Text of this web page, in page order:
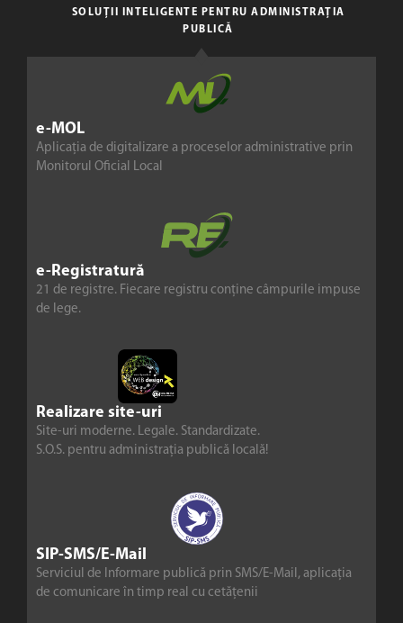
e-MOL
Aplicația de digitalizare a proceselor administrative prin
Monitorul Oficial Local
e-Registratură
21 de registre. Fiecare registru conține câmpurile impuse
de lege.
Realizare site-uri
Site-uri moderne. Legale. Standardizate.
S.O.S. pentru administrația publică locală!
SIP-SMS/E-Mail
Serviciul de Informare publică prin SMS/E-Mail, aplicația
de comunicare în timp real cu cetățenii
SOLUȚII INTELIGENTE PENTRU ADMINISTRAȚIA
PUBLICĂ